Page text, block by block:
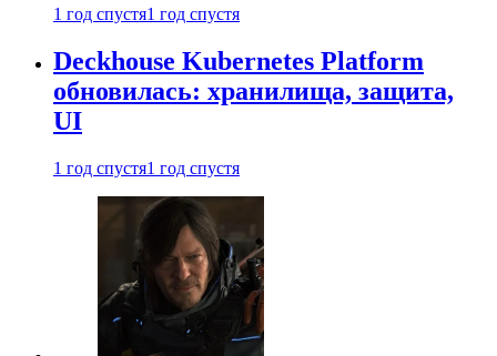
1 год спустя1 год спустя
Deckhouse Kubernetes Platform
обновилась: хранилища, защита,
UI
1 год спустя1 год спустя